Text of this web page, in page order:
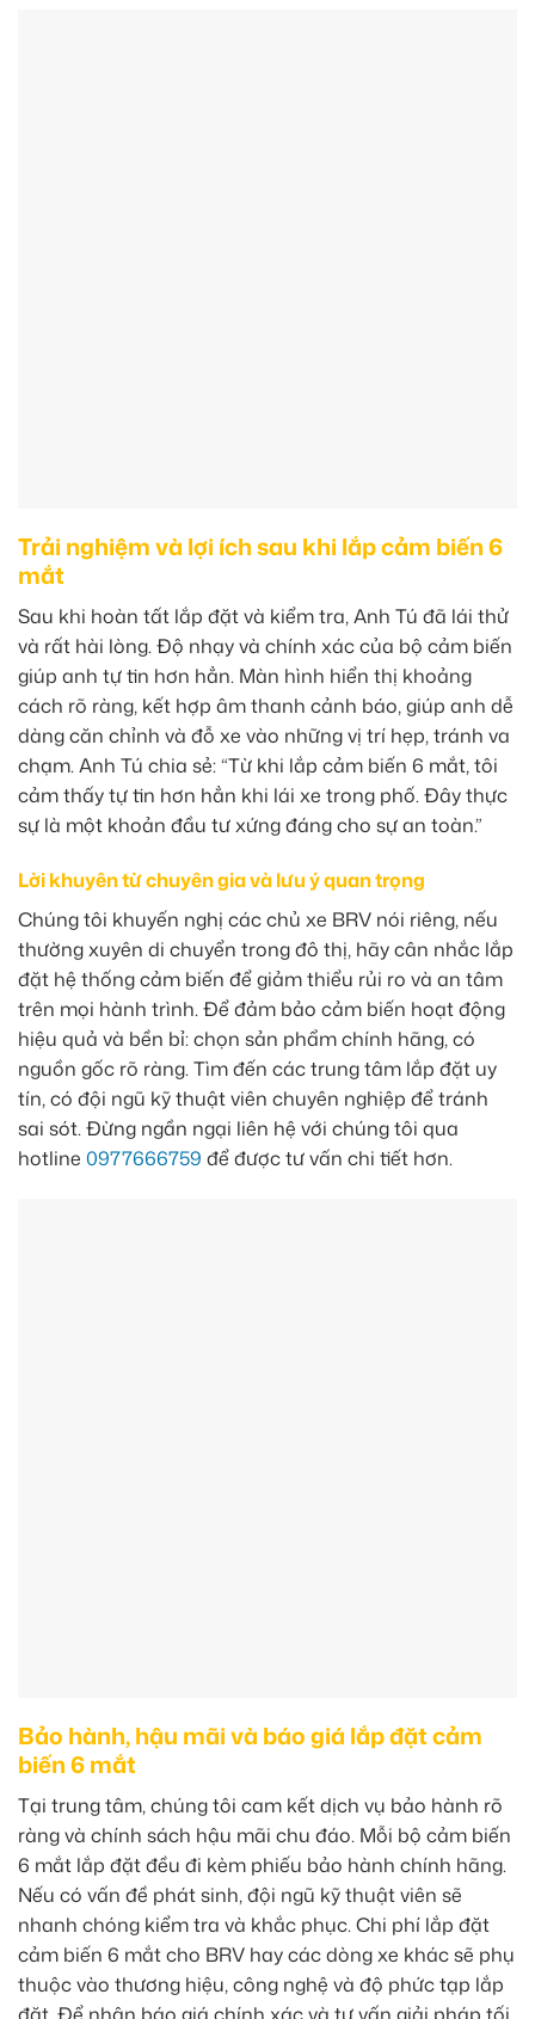
Trải nghiệm và lợi ích sau khi lắp cảm biến 6
mắt
Sau khi hoàn tất lắp đặt và kiểm tra, Anh Tú đã lái thử
và rất hài lòng. Độ nhạy và chính xác của bộ cảm biến
giúp anh tự tin hơn hẳn. Màn hình hiển thị khoảng
cách rõ ràng, kết hợp âm thanh cảnh báo, giúp anh dễ
dàng căn chỉnh và đỗ xe vào những vị trí hẹp, tránh va
chạm. Anh Tú chia sẻ: “Từ khi lắp cảm biến 6 mắt, tôi
cảm thấy tự tin hơn hẳn khi lái xe trong phố. Đây thực
sự là một khoản đầu tư xứng đáng cho sự an toàn.”
Lời khuyên từ chuyên gia và lưu ý quan trọng
Chúng tôi khuyến nghị các chủ xe BRV nói riêng, nếu
thường xuyên di chuyển trong đô thị, hãy cân nhắc lắp
đặt hệ thống cảm biến để giảm thiểu rủi ro và an tâm
trên mọi hành trình. Để đảm bảo cảm biến hoạt động
hiệu quả và bền bỉ: chọn sản phẩm chính hãng, có
nguồn gốc rõ ràng. Tìm đến các trung tâm lắp đặt uy
tín, có đội ngũ kỹ thuật viên chuyên nghiệp để tránh
sai sót. Đừng ngần ngại liên hệ với chúng tôi qua
hotline 0977666759 để được tư vấn chi tiết hơn.
Bảo hành, hậu mãi và báo giá lắp đặt cảm
biến 6 mắt
Tại trung tâm, chúng tôi cam kết dịch vụ bảo hành rõ
ràng và chính sách hậu mãi chu đáo. Mỗi bộ cảm biến
6 mắt lắp đặt đều đi kèm phiếu bảo hành chính hãng.
Nếu có vấn đề phát sinh, đội ngũ kỹ thuật viên sẽ
nhanh chóng kiểm tra và khắc phục. Chi phí lắp đặt
cảm biến 6 mắt cho BRV hay các dòng xe khác sẽ phụ
thuộc vào thương hiệu, công nghệ và độ phức tạp lắp